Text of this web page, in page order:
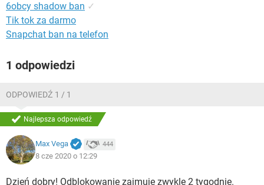
6obcy shadow ban ✓
Tik tok za darmo
Snapchat ban na telefon
1 odpowiedzi
ODPOWIEDŹ 1 / 1
Najlepsza odpowiedź
Max Vega 444
8 cze 2020 o 12:29
Dzień dobry! Odblokowanie zajmuje zwykle 2 tygodnie.